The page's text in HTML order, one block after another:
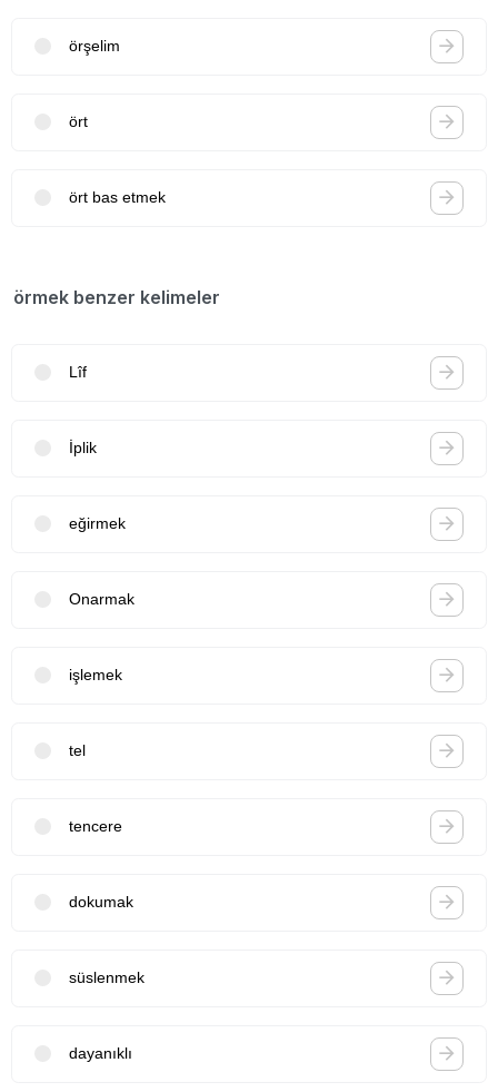
örşelim
ört
ört bas etmek
örmek benzer kelimeler
Lîf
İplik
eğirmek
Onarmak
işlemek
tel
tencere
dokumak
süslenmek
dayanıklı